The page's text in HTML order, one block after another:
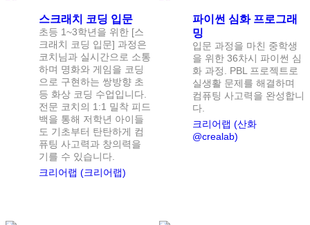
스크래치 코딩 입문
초등 1~3학년을 위한 [스
크래치 코딩 입문] 과정은
코치님과 실시간으로 소통
하며 명화와 게임을 코딩
으로 구현하는 쌍방향 초
등 화상 코딩 수업입니다.
전문 코치의 1:1 밀착 피드
백을 통해 저학년 아이들
도 기초부터 탄탄하게 컴
퓨팅 사고력과 창의력을
기를 수 있습니다.
크리어랩 (크리어랩)
파이썬 심화 프로그래
밍
입문 과정을 마친 중학생
을 위한 36차시 파이썬 심
화 과정. PBL 프로젝트로
실생활 문제를 해결하며
컴퓨팅 사고력을 완성합니
다.
크리어랩 (산화
@crealab)